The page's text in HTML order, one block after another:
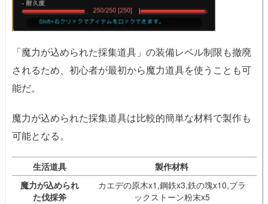
「魔力が込められた採集道具」の装備レベル制限も撤廃
されるため、初心者が最初から魔力道具を使うことも可
能だ。
魔力が込められた採集道具は比較的簡単な材料で製作も
可能となる。
生活道具
製作材料
魔力が込められ
た伐採斧
カエデの原木x1,鋼鉄x3,鉄の塊x10,ブラ
ックストーン粉末x5